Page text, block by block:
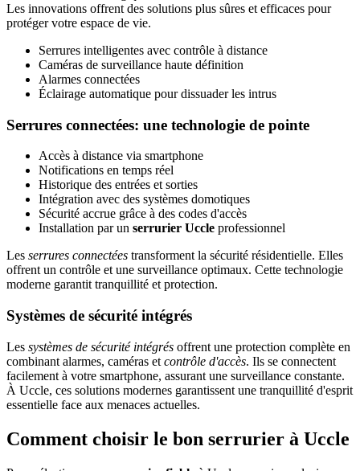
Les innovations offrent des solutions plus sûres et efficaces pour
protéger votre espace de vie.
Serrures intelligentes avec contrôle à distance
Caméras de surveillance haute définition
Alarmes connectées
Éclairage automatique pour dissuader les intrus
Serrures connectées: une technologie de pointe
Accès à distance via smartphone
Notifications en temps réel
Historique des entrées et sorties
Intégration avec des systèmes domotiques
Sécurité accrue grâce à des codes d'accès
Installation par un serrurier Uccle professionnel
Les serrures connectées transforment la sécurité résidentielle. Elles
offrent un contrôle et une surveillance optimaux. Cette technologie
moderne garantit tranquillité et protection.
Systèmes de sécurité intégrés
Les systèmes de sécurité intégrés offrent une protection complète en
combinant alarmes, caméras et contrôle d'accès. Ils se connectent
facilement à votre smartphone, assurant une surveillance constante.
À Uccle, ces solutions modernes garantissent une tranquillité d'esprit
essentielle face aux menaces actuelles.
Comment choisir le bon serrurier à Uccle